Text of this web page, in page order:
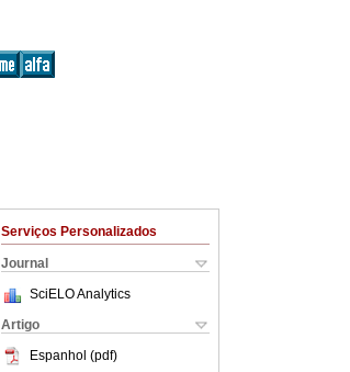
Serviços Personalizados
Journal
SciELO Analytics
Artigo
Espanhol (pdf)